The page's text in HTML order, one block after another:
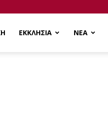
ΕΚΚΛΗΣΙΑ ΝΕΑ